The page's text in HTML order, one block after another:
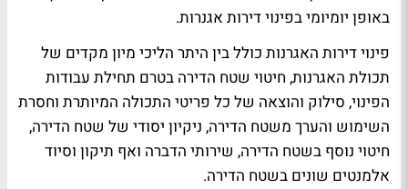
באופן יומיומי בפינוי דירות אגנרות.
פינוי דירות האגרנות כולל בין היתר הליכי מיון מקדים של
תכולת האגרנות, חיטוי שטח הדירה בטרם תחילת עבודות
הפינוי, סילוק והוצאה של כל פריטי התכולה המיותרת וחסרת
השימוש והערך משטח הדירה, ניקיון יסודי של שטח הדירה,
חיטוי נוסף בשטח הדירה, שירותי הדברה ואף תיקון וסיוד
אלמנטים שונים בשטח הדירה.